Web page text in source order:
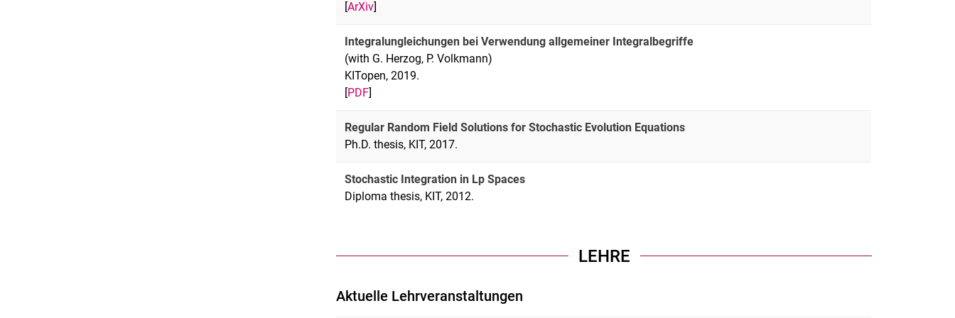
[ArXiv]
Integralungleichungen bei Verwendung allgemeiner Integralbegriffe
(with G. Herzog, P. Volkmann)
KITopen, 2019.
[PDF]
Regular Random Field Solutions for Stochastic Evolution Equations
Ph.D. thesis, KIT, 2017.
Stochastic Integration in Lp Spaces
Diploma thesis, KIT, 2012.
LEHRE
Aktuelle Lehrveranstaltungen